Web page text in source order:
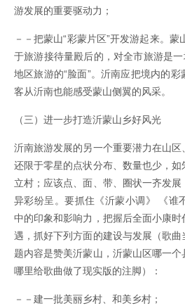
游发展的重要驱动力；
－－把蒙山“彩蒙片区”开发游起来。
于旅游接待量殿后的，对全市旅游是
地区旅游的“脸面”。沂南应把境内的
客从沂南也能感受蒙山侧翼的风采。
（三）进一步打造沂蒙山乡好风光
沂南旅游发展的另一个重要潜力在山区
还限于零星的点状分布、数量也少，
立村；应该点、面、带、圈状一齐发展
异彩纷呈。要抓住《沂蒙小调》 《谁
中的印象和影响力，把握后全面小康
遇，抓好下列方面的建设与发展（歌
题内容是赞美沂蒙山，沂蒙山区哪一
哪里给歌曲做了现实版的注脚）：
－－建一批美丽乡村、和美乡村；